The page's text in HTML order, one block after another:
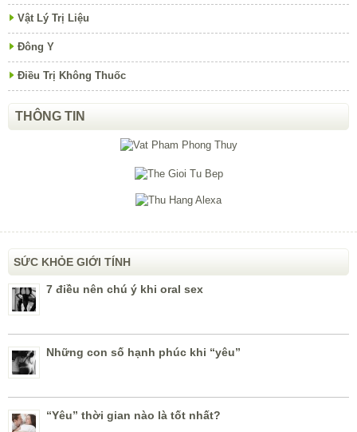
Vật Lý Trị Liệu
Đông Y
Điều Trị Không Thuốc
THÔNG TIN
SỨC KHỎE GIỚI TÍNH
7 điều nên chú ý khi oral sex
Những con số hạnh phúc khi “yêu”
“Yêu” thời gian nào là tốt nhất?